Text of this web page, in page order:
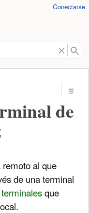
HerramientasConectarse
de
remoto al que
de una terminal
que